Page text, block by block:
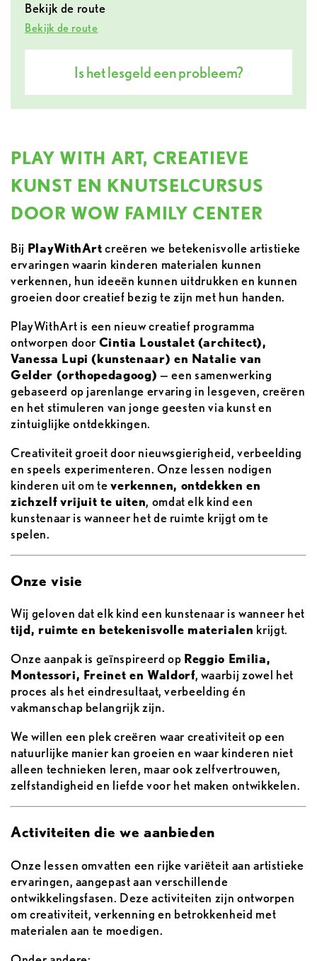
PLAY WITH ART, CREATIEVE
KUNST EN KNUTSELCURSUS
DOOR WOW FAMILY CENTER
Bij PlayWithArtcreëren we betekenisvolle artistieke
ervaringen waarin kinderen materialen kunnen
verkennen, hun ideeën kunnen uitdrukken en kunnen
groeien door creatief bezig te zijn met hun handen.
PlayWithArt is een nieuw creatief programma
ontworpen doorCintia Loustalet (architect),
Vanessa Lupi (kunstenaar) en Natalie van
Gelder (orthopedagoog) — een samenwerking
gebaseerd op jarenlange ervaring in lesgeven, creëren
en het stimuleren van jonge geesten via kunst en
zintuiglijke ontdekkingen.
Creativiteit groeit door nieuwsgierigheid, verbeelding
en speels experimenteren. Onze lessen nodigen
kinderen uit om teverkennen, ontdekken en
zichzelf vrijuit te uiten, omdat elk kind een
kunstenaar is wanneer het de ruimte krijgt om te
spelen.
Onze visie
Wij geloven dat elk kind een kunstenaar is wanneer het
tijd, ruimte en betekenisvolle materialen krijgt.
Onze aanpak is geïnspireerd op Reggio Emilia,
Montessori, Freinet en Waldorf, waarbij zowel het
proces als het eindresultaat, verbeelding én
vakmanschap belangrijk zijn.
We willen een plek creëren waar creativiteit op een
natuurlijke manier kan groeien en waar kinderen niet
alleen technieken leren, maar ook zelfvertrouwen,
zelfstandigheid en liefde voor het maken ontwikkelen.
Activiteiten die we aanbieden
Onze lessen omvatten een rijke variëteit aan artistieke
ervaringen, aangepast aan verschillende
ontwikkelingsfasen. Deze activiteiten zijn ontworpen
om creativiteit, verkenning en betrokkenheid met
materialen aan te moedigen.
Bekijk de route
Bekijk de route
Is het lesgeld een probleem?